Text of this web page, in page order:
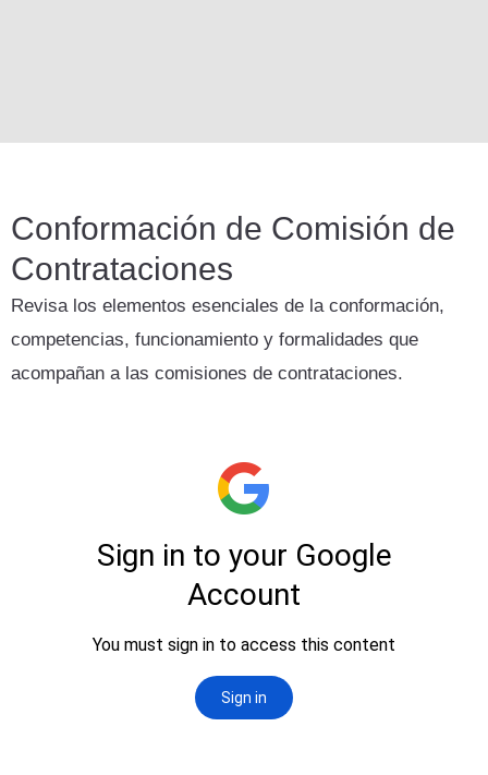
Conformación de Comisión de
Contrataciones
Revisa los elementos esenciales de la conformación,
competencias, funcionamiento y formalidades que
acompañan a las comisiones de contrataciones.